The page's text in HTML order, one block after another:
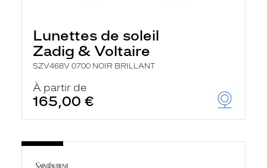
Lunettes de soleil
Zadig & Voltaire
SZV468V 0700 NOIR BRILLANT
À partir de
165,00 €